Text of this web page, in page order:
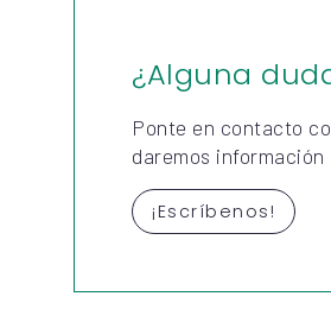
¿Alguna
Ponte en contacto
daremos
¡Escríbenos!